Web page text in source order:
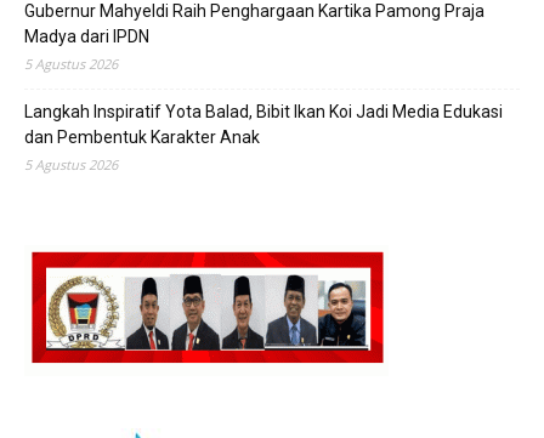
Gubernur Mahyeldi Raih Penghargaan Kartika Pamong Praja
Madya dari IPDN
5 Agustus 2026
Langkah Inspiratif Yota Balad, Bibit Ikan Koi Jadi Media Edukasi
dan Pembentuk Karakter Anak
5 Agustus 2026